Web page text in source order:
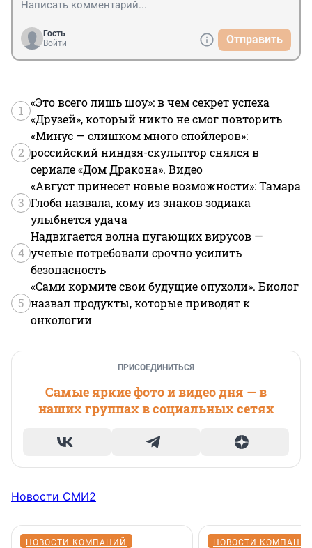
Гость
Войти
Отправить
1
«Это всего лишь шоу»: в чем секрет успеха
«Друзей», который никто не смог повторить
2
«Минус — слишком много спойлеров»:
российский ниндзя-скульптор снялся в
сериале «Дом Дракона». Видео
3
«Август принесет новые возможности»: Тамара
Глоба назвала, кому из знаков зодиака
улыбнется удача
4
Надвигается волна пугающих вирусов —
ученые потребовали срочно усилить
безопасность
5
«Сами кормите свои будущие опухоли». Биолог
назвал продукты, которые приводят к
онкологии
ПРИСОЕДИНИТЬСЯ
Самые яркие фото и видео дня — в
наших группах в социальных сетях
Новости СМИ2
НОВОСТИ КОМПАНИЙ НОВОСТИ